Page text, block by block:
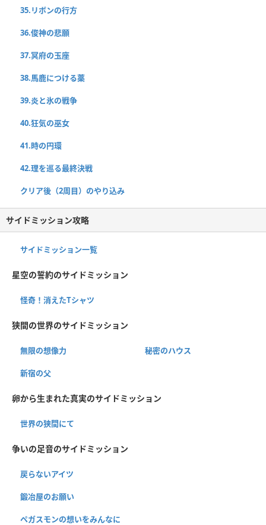
35.リボンの行方
36.俊神の悲願
37.冥府の玉座
38.馬鹿につける薬
39.炎と氷の戦争
40.狂気の巫女
41.時の円環
42.理を巡る最終決戦
クリア後（2周目）のやり込み
サイドミッション攻略
サイドミッション一覧
星空の誓約のサイドミッション
怪奇！消えたTシャツ
狭間の世界のサイドミッション
無限の想像力 秘密のハウス
新宿の父
卵から生まれた真実のサイドミッション
世界の狭間にて
争いの足音のサイドミッション
戻らないアイツ
鍛冶屋のお願い
ペガスモンの想いをみんなに